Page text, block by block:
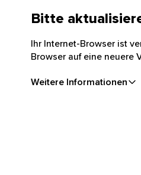
Bitte
Ihr Internet-Browser ist
Browser auf eine neuere
Weitere Informationen